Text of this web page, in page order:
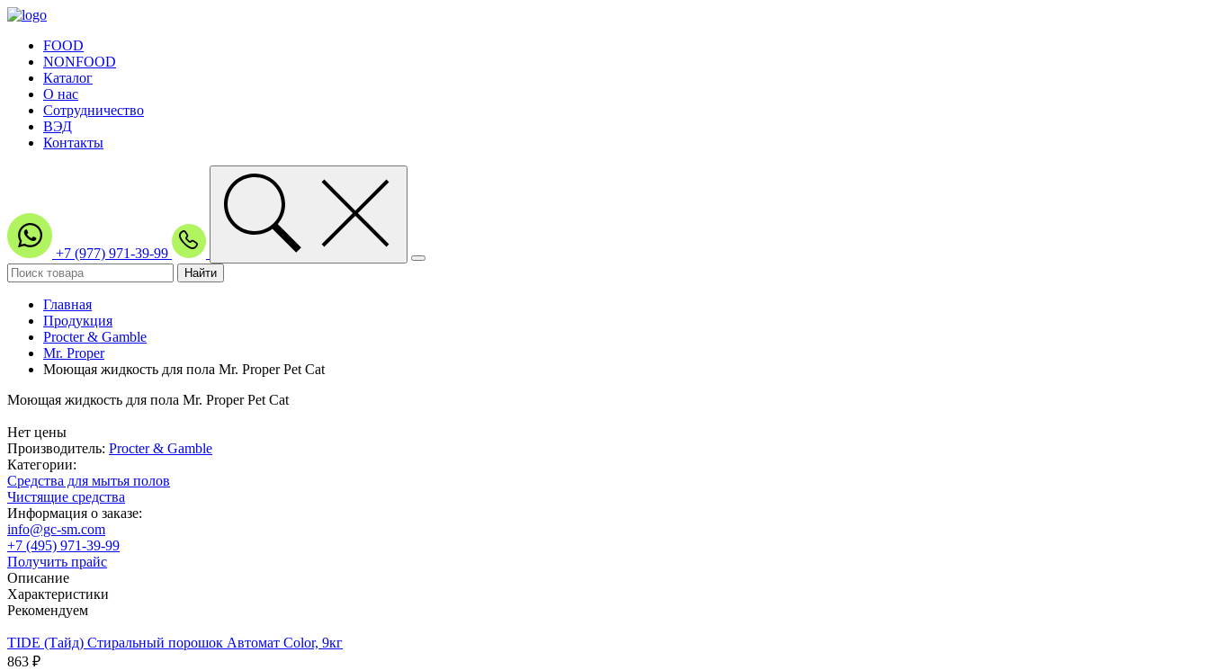
FOOD
NONFOOD
Каталог
О нас
Сотрудничество
ВЭД
Контакты
+7 (977) 971-39-99
Главная
Продукция
Procter & Gamble
Mr. Proper
Моющая жидкость для пола Mr. Proper Pet Cat
Моющая жидкость для пола Mr. Proper Pet Cat
Нет цены
Производитель: Procter & Gamble
Категории:
Средства для мытья полов
Чистящие средства
Информация о заказе:
info@gc-sm.com
+7 (495) 971-39-99
Получить прайс
Описание
Характеристики
Рекомендуем
TIDE (Тайд) Стиральный порошок Автомат Color, 9кг
863 ₽